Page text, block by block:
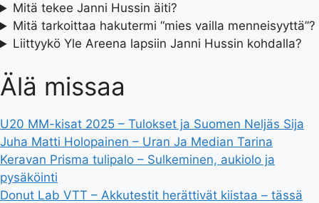
Mitä tekee Janni Hussin äiti?
Mitä tarkoittaa hakutermi “mies vailla menneisyyttä”?
Liittyykö Yle Areena lapsiin Janni Hussin kohdalla?
Älä missaa
U20 MM-kisat 2025 – Tulokset ja Suomen Neljäs Sija
Juha Matti Holopainen – Uran Ja Median Tarina
Keravan Prisma tulipalo – Sulkeminen, aukiolo ja
pysäköinti
Donut Lab VTT – Akkutestit herättivät kiistaa – tässä